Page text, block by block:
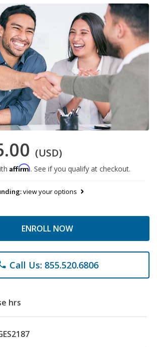
(USD)
Affirm. See if you qualify at checkout.
view your options
ENROLL NOW
Call Us: 855.520.6806
hrs